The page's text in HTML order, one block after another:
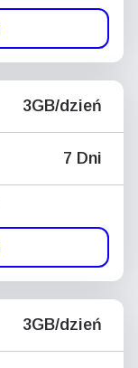
3GB/dzień
7 Dni
3GB/dzień